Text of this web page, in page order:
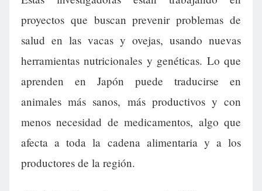
proyectos que buscan prevenir problemas de
salud en las vacas y ovejas, usando nuevas
herramientas nutricionales y genéticas. Lo que
aprenden en Japón puede traducirse en
animales más sanos, más productivos y con
menos necesidad de medicamentos, algo que
afecta a toda la cadena alimentaria y a los
productores de la región.